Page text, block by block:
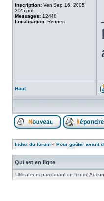
Inscription: Ven Sep 16, 2005
3:25 pm
Messages: 12448
Localisation: Rennes
Haut
Index du forum » Pour goûter avant
Qui est en ligne
Utilisateurs parcourant ce forum: